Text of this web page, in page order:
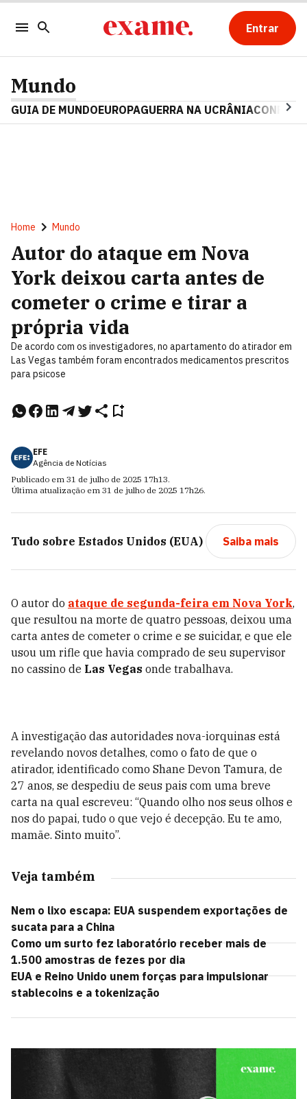
Entrar
Mundo
GUIA DE MUNDOEUROPAGUERRA NA UCRÂNIA
Home Mundo
Autor do ataque em Nova
York deixou carta antes de
cometer o crime e tirar a
própria vida
De acordo com os investigadores, no apartamento do atirador em
Las Vegas também foram encontrados medicamentos prescritos
para psicose
EFE
Agência de Notícias
Publicado em 31 de julho de 2025 17h13.
Última atualização em 31 de julho de 2025 17h26.
Tudo sobre Estados Unidos (EUA) Saiba mais
O autor do ataque de segunda-feira em Nova York,
que resultou na morte de quatro pessoas, deixou uma
carta antes de cometer o crime e se suicidar, e que ele
usou um rifle que havia comprado de seu supervisor
no cassino de Las Vegas onde trabalhava.
A investigação das autoridades nova-iorquinas está
revelando novos detalhes, como o fato de que o
atirador, identificado como Shane Devon Tamura, de
27 anos, se despediu de seus pais com uma breve
carta na qual escreveu: “Quando olho nos seus olhos e
nos do papai, tudo o que vejo é decepção. Eu te amo,
mamãe. Sinto muito”.
Veja também
Nem o lixo escapa: EUA suspendem exportações de
sucata para a China
Como um surto fez laboratório receber mais de
1.500 amostras de fezes por dia
EUA e Reino Unido unem forças para impulsionar
stablecoins e a tokenização